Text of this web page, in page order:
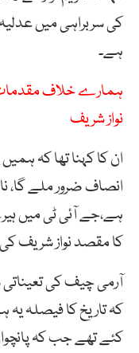
کی سربراہی میں
ہے۔
ہمارے خلاف مقدمات
نواز شریف
ان کا کہنا تھا کہ
انصاف ضرور ملے گا،
ہے،جے آئی ٹی میں
کا مقصد نواز شریف
آرمی چیف کی تعیناتی
کئے تھے جب کہ